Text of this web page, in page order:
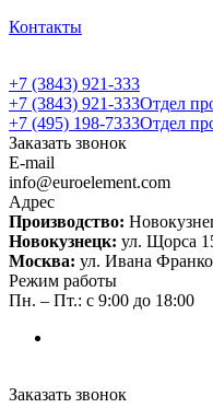
Контакты
+7 (3843) 921-333
+7 (3843) 921-333Отдел
+7 (495) 198-7333Отдел
Заказать звонок
E-mail
info@euroelement.com
Адрес
Производство:
Новокузнецк: ул. Щорса
Москва: ул. Ивана
Режим работы
Пн. – Пт.: с 9:00 до 18:00
Заказать звонок